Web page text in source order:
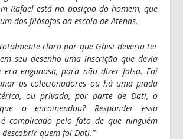
Rafael está na posição do homem, que
dos filósofos da escola de Atenas.
claro por que Ghisi deveria ter
seu desenho uma inscrição que devia
era enganosa, para não dizer falsa. Foi
os colecionadores ou há uma piada
ou privada, por parte de Dati, o
o encomendou? Responder essa
complicado pelo fato de que ninguém
descobrir quem foi Dati.”